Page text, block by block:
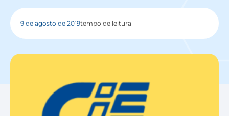
9 de agosto de 2019tempo de leitura